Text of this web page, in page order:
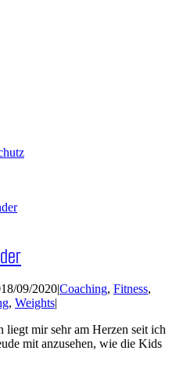
18/09/2020|Coaching, Fitness,
, Weights|
mir sehr am Herzen seit ich
mit anzusehen, wie die Kids